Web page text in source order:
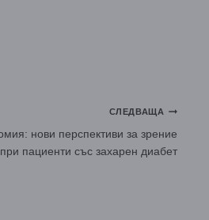
СЛЕДВАЩА
нови перспективи за зрение
при пациенти със захарен диабет